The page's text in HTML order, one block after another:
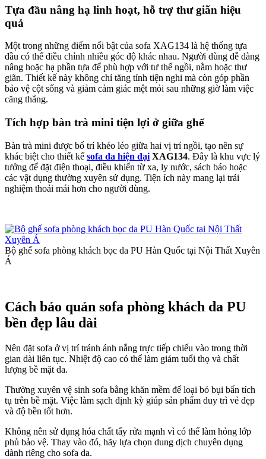
Tựa đầu nâng hạ linh hoạt, hỗ trợ thư giãn hiệu
quả
Một trong những điểm nổi bật của sofa XAG134 là hệ thống tựa
đầu có thể điều chỉnh nhiều góc độ khác nhau. Người dùng dễ dàng
nâng hoặc hạ phần tựa để phù hợp với tư thế ngồi, nằm hoặc thư
giãn. Thiết kế này không chỉ tăng tính tiện nghi mà còn góp phần
bảo vệ cột sống và giảm cảm giác mệt mỏi sau những giờ làm việc
căng thẳng.
Tích hợp bàn trà mini tiện lợi ở giữa ghế
Bàn trà mini được bố trí khéo léo giữa hai vị trí ngồi, tạo nên sự
khác biệt cho thiết kế sofa da hiện đại XAG134. Đây là khu vực lý
tưởng để đặt điện thoại, điều khiển từ xa, ly nước, sách báo hoặc
các vật dụng thường xuyên sử dụng. Tiện ích này mang lại trải
nghiệm thoải mái hơn cho người dùng.
Bộ ghế sofa phòng khách bọc da PU Hàn Quốc tại Nội Thất Xuyên
Á
Cách bảo quản sofa phòng khách da PU
bền đẹp lâu dài
Nên đặt sofa ở vị trí tránh ánh nắng trực tiếp chiếu vào trong thời
gian dài liên tục. Nhiệt độ cao có thể làm giảm tuổi thọ và chất
lượng bề mặt da.
Thường xuyên vệ sinh sofa bằng khăn mềm để loại bỏ bụi bẩn tích
tụ trên bề mặt. Việc làm sạch định kỳ giúp sản phẩm duy trì vẻ đẹp
và độ bền tốt hơn.
Không nên sử dụng hóa chất tẩy rửa mạnh vì có thể làm hỏng lớp
phủ bảo vệ. Thay vào đó, hãy lựa chọn dung dịch chuyên dụng
dành riêng cho sofa da.